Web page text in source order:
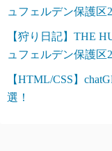
ュフェルデン保護区
【狩り日記】THE
ュフェルデン保護区
【HTML/CSS】
選！